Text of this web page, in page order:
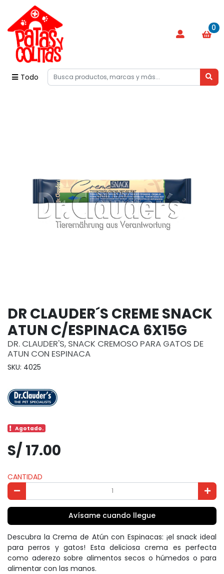
Todo
0
DR CLAUDER´S CREME SNACK
ATUN C/ESPINACA 6X15G
DR. CLAUDER'S, SNACK CREMOSO PARA GATOS DE
ATUN CON ESPINACA
SKU: 4025
Agotado.
S/ 17.00
CANTIDAD
Avísame cuando llegue
Descubra la Crema de Atún con Espinacas: ¡el snack ideal
para perros y gatos! Esta deliciosa crema es perfecta
como aderezo sobre alimentos secos o húmedos o para
alimentar con las manos.